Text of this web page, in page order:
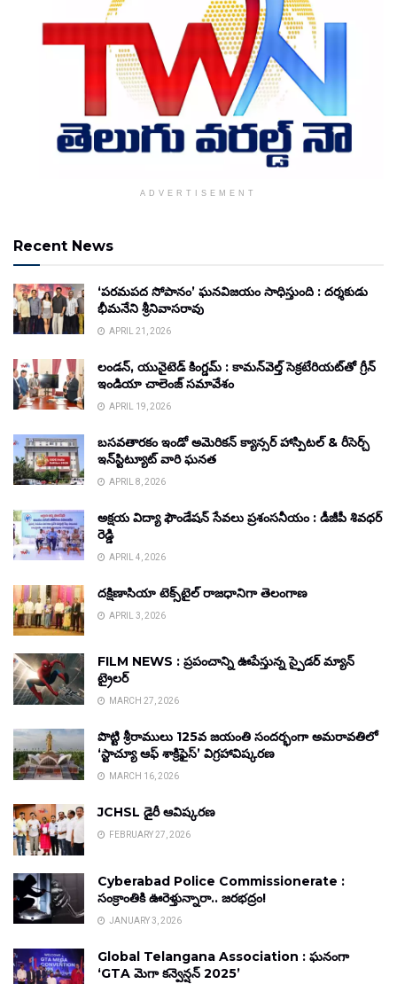
ADVERTISEMENT
Recent News
‘పరమపద సోపానం’ ఘనవిజయం సాధిస్తుంది : దర్శకుడు
భీమనేని శ్రీనివాసరావు
APRIL 21, 2026
లండన్, యునైటెడ్ కింగ్డమ్ : కామన్‌వెల్త్ సెక్రటేరియట్‌తో గ్రీన్
ఇండియా చాలెంజ్ సమావేశం
APRIL 19, 2026
బసవతారకం ఇండో అమెరికన్ క్యాన్సర్ హాస్పిటల్ & రీసెర్చ్
ఇన్‌స్టిట్యూట్ వారి ఘనత
APRIL 8, 2026
అక్షయ విద్యా ఫౌండేషన్ సేవలు ప్రశంసనీయం : డీజీపీ శివధర్
రెడ్డి
APRIL 4, 2026
దక్షిణాసియా టెక్స్‌టైల్ రాజధానిగా తెలంగాణ
APRIL 3, 2026
FILM NEWS : ప్రపంచాన్ని ఊపేస్తున్న స్పైడర్ మ్యాన్
ట్రైలర్
MARCH 27, 2026
పొట్టి శ్రీరాములు 125వ జయంతి సందర్భంగా అమరావతిలో
‘స్టాచ్యూ ఆఫ్ శాక్రిఫైస్’ విగ్రహావిష్కరణ
MARCH 16, 2026
JCHSL డైరీ ఆవిష్కరణ
FEBRUARY 27, 2026
Cyberabad Police Commissionerate :
సంక్రాంతికి ఊరెళ్తున్నారా.. జరభద్రం!
JANUARY 3, 2026
Global Telangana Association : ఘనంగా
‘GTA మెగా కన్వెన్షన్ 2025’